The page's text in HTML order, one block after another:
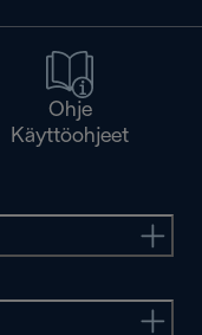
Ohje
Käyttöohjeet